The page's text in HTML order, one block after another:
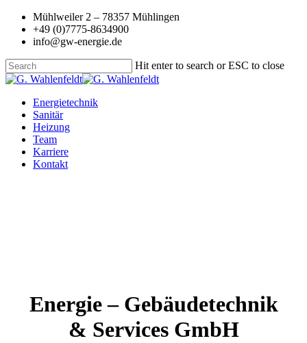
Skip
main
Mühlweiler 2 – 78357 Mühlingen
+49 (0)7775-8634900
info@gw-energie.de
Hit enter to search or ESC to close
Close
Menu
Energietechnik
Sanitär
Heizung
Team
Karriere
Kontakt
Energie – Gebäudetechnik
& Services GmbH